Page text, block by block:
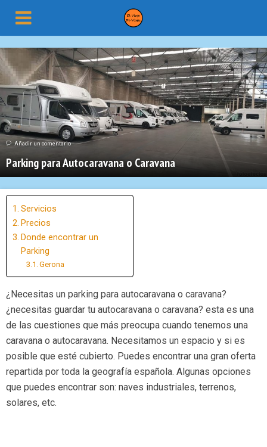
Añadir un comentario
Parking para Autocaravana o Caravana
Servicios
Precios
Donde encontrar un
Parking
Gerona
¿Necesitas un parking para autocaravana o caravana?
¿necesitas guardar tu autocaravana o caravana? esta es una
de las cuestiones que más preocupa cuando tenemos una
caravana o autocaravana. Necesitamos un espacio y si es
posible que esté cubierto. Puedes encontrar una gran oferta
repartida por toda la geografía española. Algunas opciones
que puedes encontrar son: naves industriales, terrenos,
solares, etc.